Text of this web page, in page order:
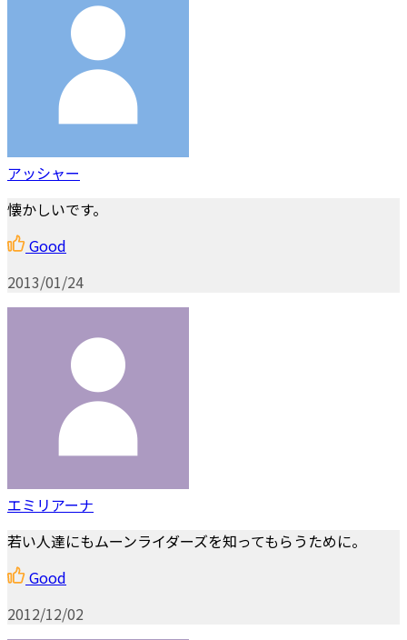
アッシャー
懐かしいです。
Good
2013/01/24
エミリアーナ
若い人達にもムーンライダーズを知ってもらうために。
Good
2012/12/02